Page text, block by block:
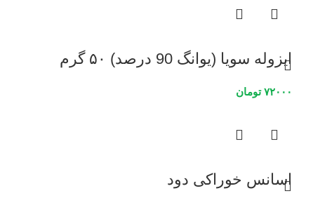
ایزوله سویا (یوانگ 90 درصد) ۵۰ گرم
۷۲۰۰۰ تومان
اسانس خوراکی دود